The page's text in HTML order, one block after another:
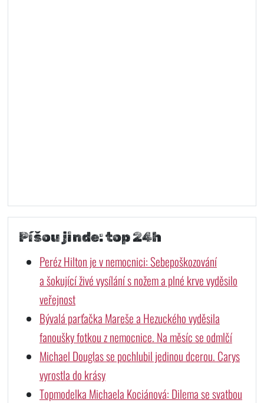
Píšou jinde: top 24h
Peréz Hilton je v nemocnici: Sebepoškozování
a šokující živé vysílání s nožem a plné krve vyděsilo
veřejnost
Bývalá parťačka Mareše a Hezuckého vyděsila
fanoušky fotkou z nemocnice. Na měsíc se odmlčí
Michael Douglas se pochlubil jedinou dcerou. Carys
vyrostla do krásy
Topmodelka Michaela Kociánová: Dilema se svatbou